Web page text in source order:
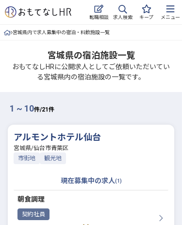
転職相談 求人検索 キープ メニュー
求人・施設を探す
キープした求人
おもてなしHRについて
ご利用の流れ
ホテル・宿泊業界情報コラム
宮城県内で求人募集中の宿泊・料飲施設一覧
宮城県の宿泊施設一覧
おもてなしHRに公開求人としてご依頼いただいてい
る宮城県内の宿泊施設の一覧です。
1 ~ 10件/21 件
アルモントホテル仙台
宮城県/仙台市青葉区
市街地
観光地
現在募集中の求人(1)
契約社員
朝食調理